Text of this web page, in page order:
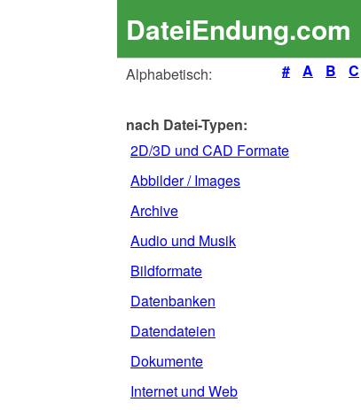
DateiEndung.com
Alphabetisch:
# A B C
nach Datei-Typen:
2D/3D und CAD Formate
Abbilder / Images
Archive
Audio und Musik
Bildformate
Datenbanken
Datendateien
Dokumente
Internet und Web